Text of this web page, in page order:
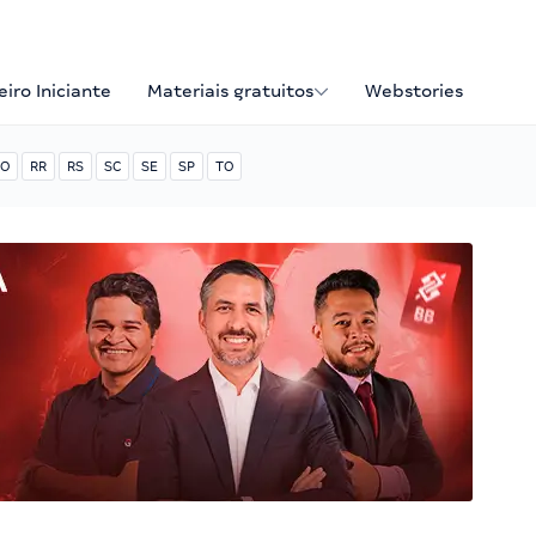
Iniciante Materiais gratuitos Webstories
RR RS SC SE SP TO